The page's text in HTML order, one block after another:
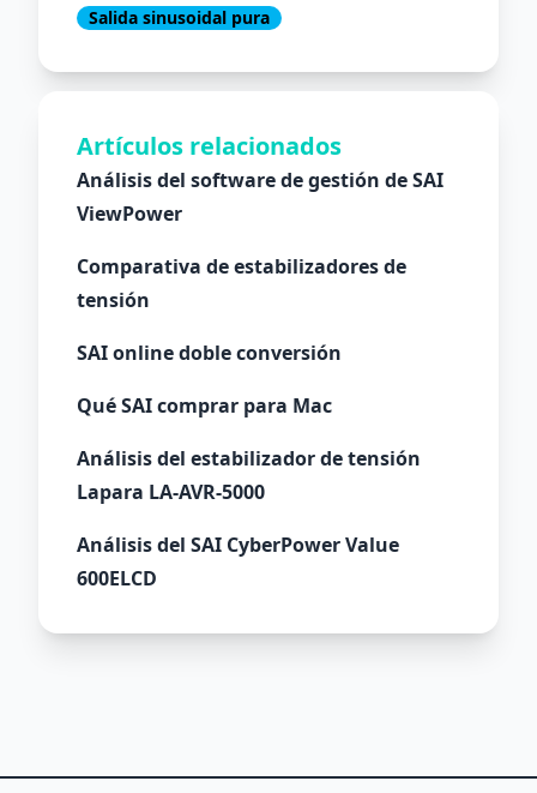
Salida sinusoidal pura
Artículos relacionados
Análisis del software de gestión de SAI
ViewPower
Comparativa de estabilizadores de
tensión
SAI online doble conversión
Qué SAI comprar para Mac
Análisis del estabilizador de tensión
Lapara LA-AVR-5000
Análisis del SAI CyberPower Value
600ELCD